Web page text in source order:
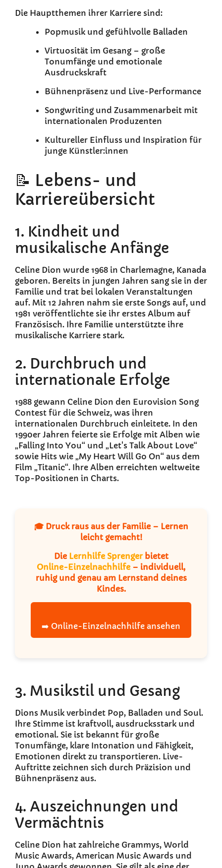
Die Hauptthemen ihrer Karriere sind:
Popmusik und gefühlvolle Balladen
Virtuosität im Gesang – große
Tonumfänge und emotionale
Ausdruckskraft
Bühnenpräsenz und Live-Performance
Songwriting und Zusammenarbeit mit
internationalen Produzenten
Kultureller Einfluss und Inspiration für
junge Künstler:innen
📝 Lebens- und
Karriereübersicht
1. Kindheit und
musikalische Anfänge
Celine Dion wurde 1968 in Charlemagne, Kanada
geboren. Bereits in jungen Jahren sang sie in der
Familie und trat bei lokalen Veranstaltungen
auf. Mit 12 Jahren nahm sie erste Songs auf, und
1981 veröffentlichte sie ihr erstes Album auf
Französisch. Ihre Familie unterstützte ihre
musikalische Karriere stark.
2. Durchbruch und
internationale Erfolge
1988 gewann Celine Dion den Eurovision Song
Contest für die Schweiz, was ihren
internationalen Durchbruch einleitete. In den
1990er Jahren feierte sie Erfolge mit Alben wie
„Falling Into You“ und „Let's Talk About Love“
sowie Hits wie „My Heart Will Go On“ aus dem
Film „Titanic“. Ihre Alben erreichten weltweite
Top-Positionen in Charts.
🎓 Druck raus aus der Familie – Lernen
leicht gemacht!
Die Lernhilfe Sprengerbietet
Online-Einzelnachhilfe – individuell,
ruhig und genau am Lernstand deines
Kindes.
➡️ Online-Einzelnachhilfe ansehen
3. Musikstil und Gesang
Dions Musik verbindet Pop, Balladen und Soul.
Ihre Stimme ist kraftvoll, ausdrucksstark und
emotional. Sie ist bekannt für große
Tonumfänge, klare Intonation und Fähigkeit,
Emotionen direkt zu transportieren. Live-
Auftritte zeichnen sich durch Präzision und
Bühnenpräsenz aus.
4. Auszeichnungen und
Vermächtnis
Celine Dion hat zahlreiche Grammys, World
Music Awards, American Music Awards und